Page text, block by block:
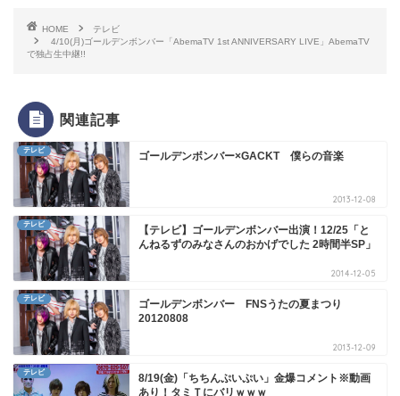
HOME
テレビ
4/10(月)ゴールデンボンバー「AbemaTV 1st ANNIVERSARY LIVE」AbemaTV
で独占生中継!!
関連記事
テレビ ゴールデンボンバー×GACKT 僕らの音楽
2013-12-08
テレビ
【テレビ】ゴールデンボンバー出演！12/25「と
んねるずのみなさんのおかげでした 2時間半SP」
2014-12-05
テレビ
ゴールデンボンバー FNSうたの夏まつり
20120808
2013-12-09
テレビ
8/19(金)「ちちんぷいぷい」金爆コメント※動画
あり！タミＴにバリｗｗｗ